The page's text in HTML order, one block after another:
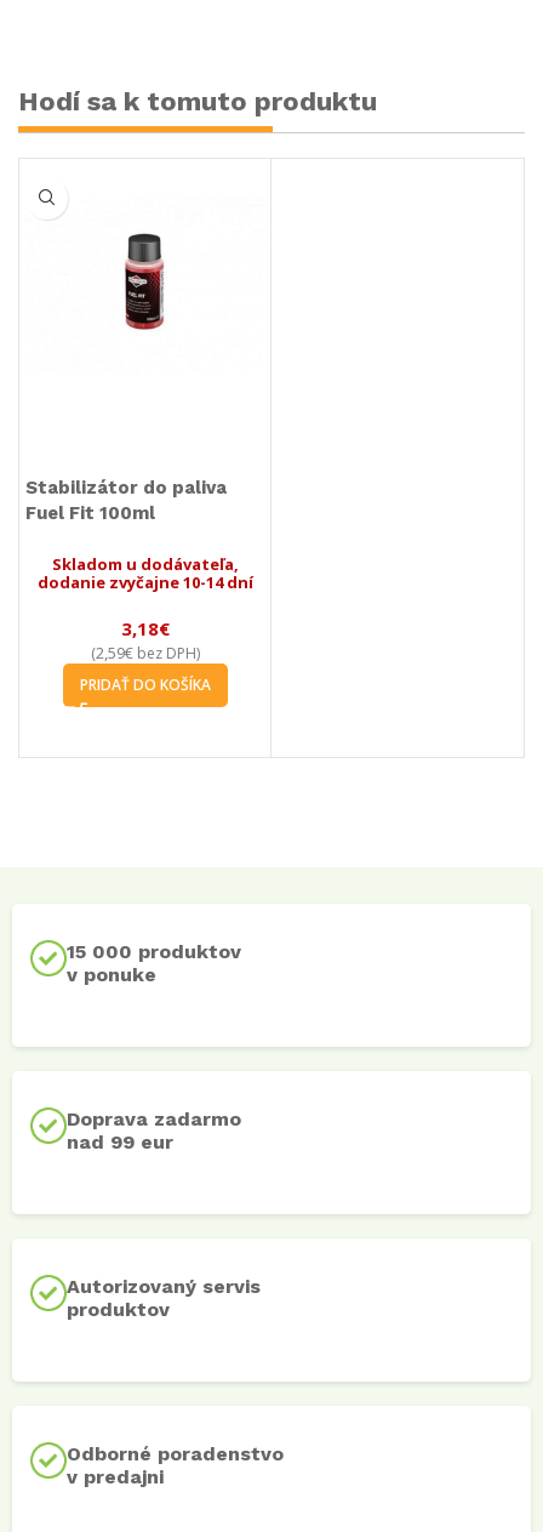
Hodí sa k tomuto produktu
Stabilizátor do paliva
Fuel Fit 100ml
Skladom u dodávateľa,
dodanie zvyčajne 10-14 dní
3,18€
(2,59€bez DPH)
PRIDAŤ DO KOŠÍKA
15 000 produktov
v ponuke
Doprava zadarmo
nad 99 eur
Autorizovaný servis
produktov
Odborné poradenstvo
v predajni